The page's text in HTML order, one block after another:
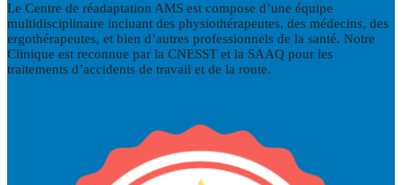
Le Centre de réadaptation AMS est compose d’une équipe
multidisciplinaire incluant des physiothérapeutes, des médecins, des
ergothérapeutes, et bien d’autres professionnels de la santé. Notre
Clinique est reconnue par la CNESST et la SAAQ pour les
traitements d’accidents de travail et de la route.